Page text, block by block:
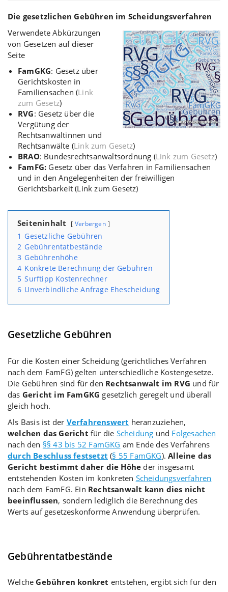
Die gesetzlichen Gebühren im Scheidungsverfahren
Verwendete Abkürzungen
von Gesetzen auf dieser
Seite
FamGKG: Gesetz über
Gerichtskosten in
Familiensachen (Link
zum Gesetz)
RVG: Gesetz über die
Vergütung der
Rechtsanwältinnen und
Rechtsanwälte (Link zum Gesetz)
BRAO: Bundesrechtsanwaltsordnung (Link zum Gesetz)
FamFG: Gesetz über das Verfahren in Familiensachen
und in den Angelegenheiten der freiwilligen
Gerichtsbarkeit (Link zum Gesetz)
Seiteninhalt Verbergen
1 Gesetzliche Gebühren
2 Gebührentatbestände
3 Gebührenhöhe
4 Konkrete Berechnung der Gebühren
5 Surftipp Kostenrechner
6 Unverbindliche Anfrage Ehescheidung
Gesetzliche Gebühren
Für die Kosten einer Scheidung (gerichtliches Verfahren
nach dem FamFG) gelten unterschiedliche Kostengesetze.
Die Gebühren sind für den Rechtsanwalt im RVG und für
das Gericht im FamGKG gesetzlich geregelt und überall
gleich hoch.
Als Basis ist der Verfahrenswert heranzuziehen,
welchen das Gericht für die Scheidung und Folgesachen
nach den §§ 43 bis 52 FamGKG am Ende des Verfahrens
durch Beschluss festsetzt (§ 55 FamGKG).Alleine das
Gericht bestimmt daher die Höhe der insgesamt
entstehenden Kosten im konkreten Scheidungsverfahren
nach dem FamFG. Ein Rechtsanwalt kann dies nicht
beeinflussen, sondern lediglich die Berechnung des
Werts auf gesetzeskonforme Anwendung überprüfen.
Gebührentatbestände
WelcheGebühren konkret entstehen, ergibt sich für den